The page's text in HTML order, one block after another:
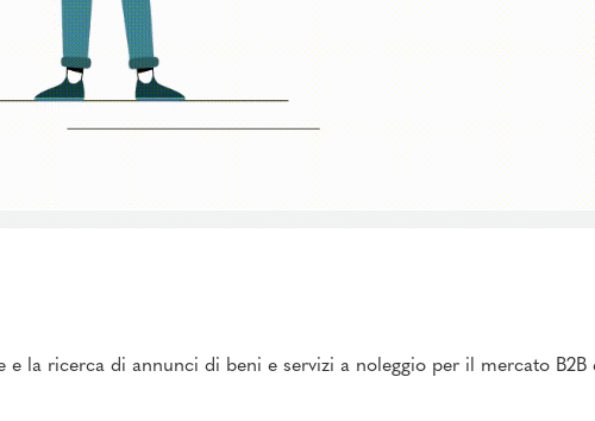
la ricerca di annunci di beni e servizi a noleggio per il mercato B2B